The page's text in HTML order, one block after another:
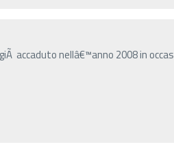
accaduto nellâ€™anno 2008 in